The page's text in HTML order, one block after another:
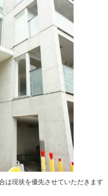
は現状を優先させていただきます